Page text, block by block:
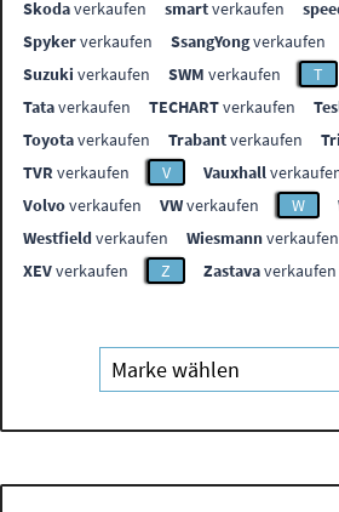
Skodaverkaufen smartverkaufen
Spykerverkaufen SsangYongverkaufen
Suzuki verkaufen SWM verkaufen T
Tataverkaufen TECHARTverkaufen
Toyotaverkaufen Trabantverkaufen
TVR verkaufen V Vauxhall
Volvoverkaufen VWverkaufen W
Westfieldverkaufen Wiesmannverkaufen
XEVverkaufen Z Zastavaverkaufen